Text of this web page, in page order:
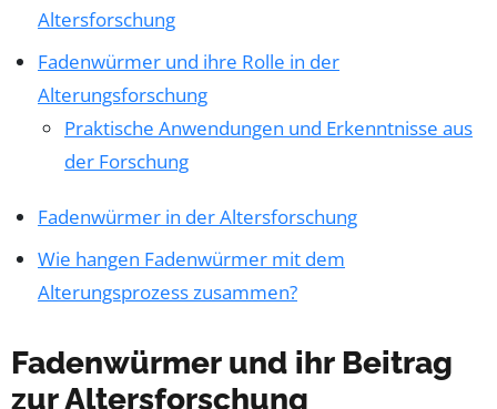
Altersforschung
Fadenwürmer und ihre Rolle in der
Alterungsforschung
Praktische Anwendungen und Erkenntnisse aus
der Forschung
Fadenwürmer in der Altersforschung
Wie hangen Fadenwürmer mit dem
Alterungsprozess zusammen?
Fadenwürmer und ihr Beitrag
zur Altersforschung